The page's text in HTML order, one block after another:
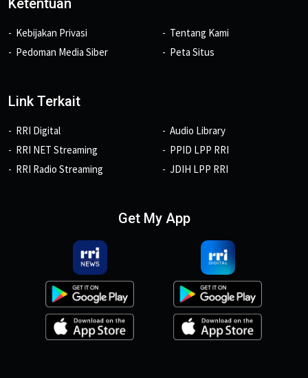
Ketentuan
Kebijakan Privasi
Pedoman Media Siber
Tentang Kami
Peta Situs
Link Terkait
RRI Digital
RRI NET Streaming
RRI Radio Streaming
Audio Library
PPID LPP RRI
JDIH LPP RRI
Get My App